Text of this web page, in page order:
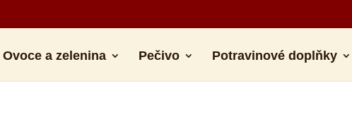
Ovoce a zelenina Pečivo Potravinové doplňky